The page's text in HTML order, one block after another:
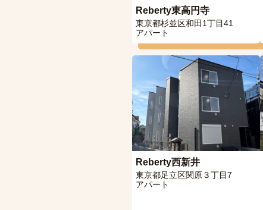
Reberty東高円寺
東京都杉並区和田1丁目41
アパート
Reberty西新井
東京都足立区関原３丁目7
アパート